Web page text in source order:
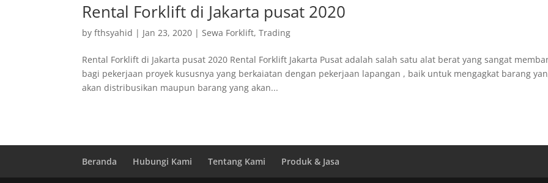
Rental Forklift di Jakarta pusat 2020
byfthsyahid | Jan 23, 2020 |Sewa Forklift,Trading
Rental Forklift di Jakarta pusat 2020 Rental Forklift Jakarta Pusat adalah salah satu alat berat yang sangat
bagi pekerjaan proyek kususnya yang berkaiatan dengan pekerjaan lapangan , baik untuk mengagkat barang
akan distribusikan maupun barang yang akan...
Beranda Hubungi Kami Tentang Kami Produk & Jasa